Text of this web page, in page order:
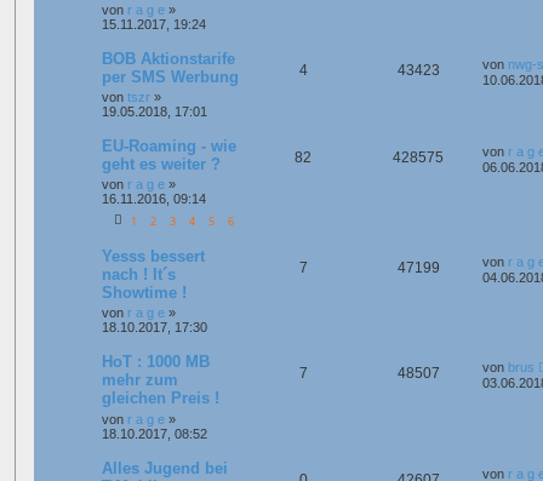
von r a g e »
15.11.2017, 19:24
BOB Aktionstarife
per SMS Werbung
von tszr »
19.05.2018, 17:01
4 43423 von nwg-
EU-Roaming - wie
geht es weiter ?
von r a g e »
16.11.2016, 09:14
1 2 3 4 5 6
82 428575 von r a g
Yesss bessert
nach ! It´s
Showtime !
von r a g e »
18.10.2017, 17:30
7 47199 von r a g
HoT : 1000 MB
mehr zum
gleichen Preis !
von r a g e »
18.10.2017, 08:52
7 48507 von brus
Alles Jugend bei
von r a g